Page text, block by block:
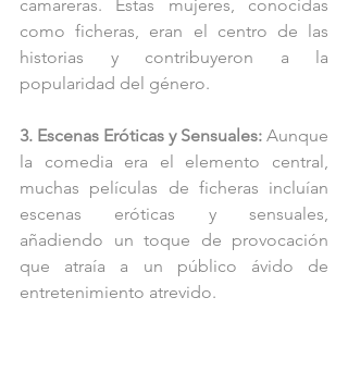
camareras. Estas mujeres, conocidas
como ficheras, eran el centro de las
historias y contribuyeron a la
popularidad del género.
3. Escenas Eróticas y Sensuales: Aunque
la comedia era el elemento central,
muchas películas de ficheras incluían
escenas eróticas y sensuales,
añadiendo un toque de provocación
que atraía a un público ávido de
entretenimiento atrevido.